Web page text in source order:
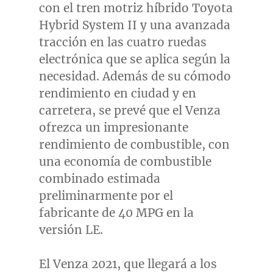
con el tren motriz híbrido Toyota
Hybrid System II y una avanzada
tracción en las cuatro ruedas
electrónica que se aplica según la
necesidad. Además de su cómodo
rendimiento en ciudad y en
carretera, se prevé que el Venza
ofrezca un impresionante
rendimiento de combustible, con
una economía de combustible
combinado estimada
preliminarmente por el
fabricante de 40 MPG en la
versión LE.
El Venza 2021, que llegará a los